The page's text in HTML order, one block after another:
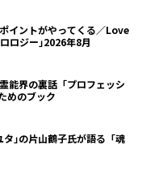
イントがやってくる／Love
ロジー｣2026年8月
能界の裏話「プロフェッシ
めのブック
｣の片山鶴子氏が語る「魂